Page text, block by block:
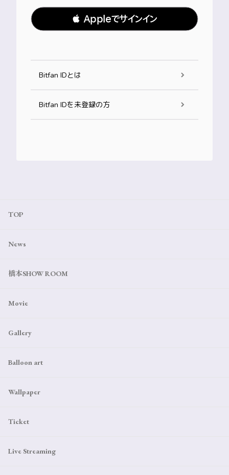
 Appleでサインイン
Bitfan IDとは
Bitfan IDを未登録の方
TOP
News
橋本SHOW ROOM
Movie
Gallery
Balloon art
Wallpaper
Ticket
Live Streaming